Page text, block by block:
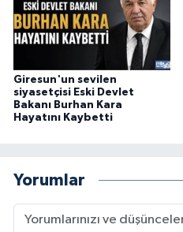
Giresun'un sevilen
siyasetçisi Eski Devlet
Bakanı Burhan Kara
Hayatını Kaybetti
Yorumlar